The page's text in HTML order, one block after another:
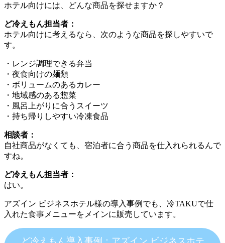
ホテル向けには、どんな商品を探せますか？
ど冷えもん担当者：
ホテル向けに考えるなら、次のような商品を探しやすいで
す。
・レンジ調理できる弁当
・夜食向けの麺類
・ボリュームのあるカレー
・地域感のある惣菜
・風呂上がりに合うスイーツ
・持ち帰りしやすい冷凍食品
相談者：
自社商品がなくても、宿泊者に合う商品を仕入れられるんで
すね。
ど冷えもん担当者：
はい。
アズイン ビジネスホテル様の導入事例でも、冷TAKUで仕
入れた食事メニューをメインに販売しています。
ど冷えもん導入事例：アズイン ビジネスホテ